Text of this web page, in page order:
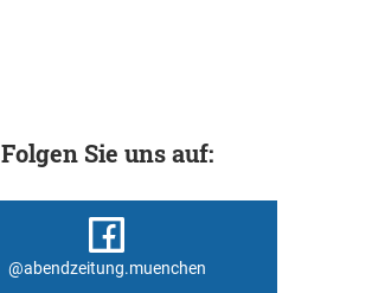
Folgen Sie uns auf:
@abendzeitung.muenchen